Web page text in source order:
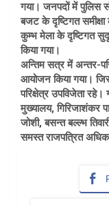
गया। जनपदों में पुलिस
बजट के दृष्टिगत समीक्षा
कुम्भ मेला के दृष्टिगत
किया गया।
अन्तिम सत्र में अन्तर-
आयोजन किया गया।
परिक्षेत्र उपविजेता
मुख्यालय, गिरिजाशंकर
जोशी, बसन्त बल्ल्भ
समस्त राजपत्रित